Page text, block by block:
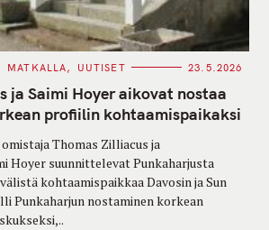
MATKALLA UUTISET 23.5.2026
ja Saimi Hoyer aikovat nostaa
profiilin kohtaamispaikaksi
Thomas Zilliacus ja
Hoyer suunnittelevat Punkaharjusta
kohtaamispaikkaa Davosin ja Sun
Punkaharjun nostaminen korkean